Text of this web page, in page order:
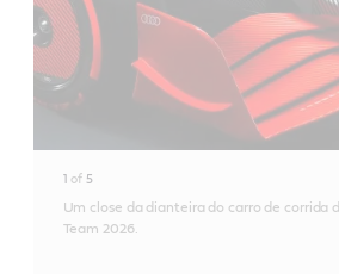
1 of 5
Um close da dianteira do carro de corrida
Team 2026.